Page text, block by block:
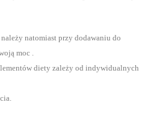
natomiast przy dodawaniu do
moc .
diety zależy od indywidualnych